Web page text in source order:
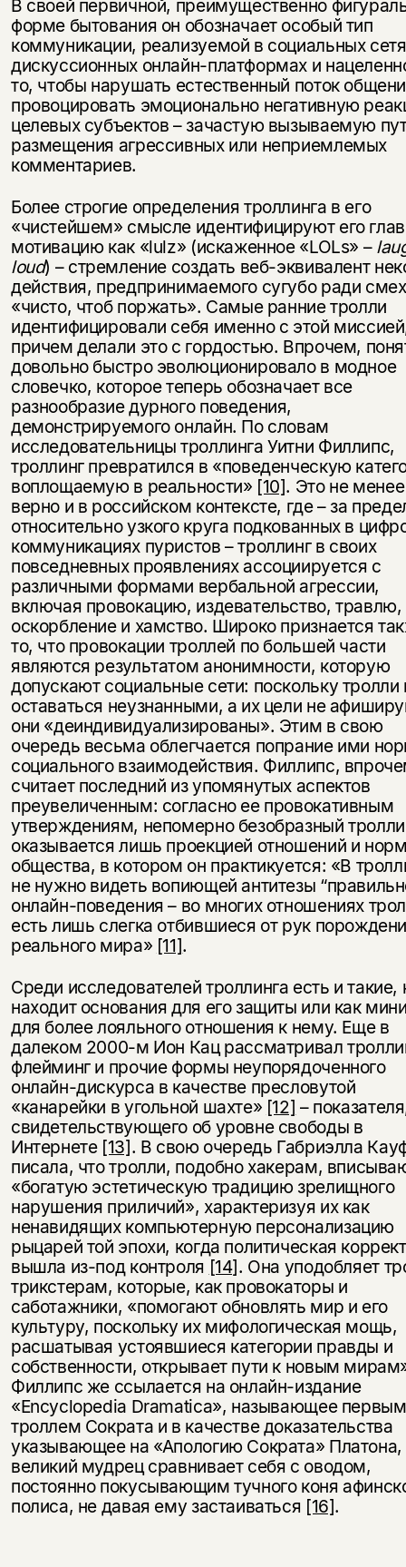
В своей первичной, преимущественно
форме бытования он обозначает особый тип
коммуникации, реализуемой в социальных
дискуссионных онлайн-платформах и
то, чтобы нарушать естественный поток
провоцировать эмоционально негативную
целевых субъектов – зачастую вызываемую
размещения агрессивных или неприемлемых
комментариев.
Более строгие определения троллинга в его
«чистейшем» смысле идентифицируют его
мотивацию как «lulz» (искаженное «LOLs» –
loud) – стремление создать веб-эквивалент
действия, предпринимаемого сугубо ради
«чисто, чтоб поржать». Самые ранние тролли
идентифицировали себя именно с этой
причем делали это с гордостью. Впрочем,
довольно быстро эволюционировало в модное
словечко, которое теперь обозначает все
разнообразие дурного поведения,
демонстрируемого онлайн. По словам
исследовательницы троллинга Уитни Филлипс,
троллинг превратился в «поведенческую
воплощаемую в реальности» [10]. Это не менее
верно и в российском контексте, где – за
относительно узкого круга подкованных в
коммуникациях пуристов – троллинг в своих
повседневных проявлениях ассоциируется с
различными формами вербальной агрессии,
включая провокацию, издевательство, травлю,
оскорбление и хамство. Широко признается
то, что провокации троллей по большей части
являются результатом анонимности, которую
допускают социальные сети: поскольку тролли
оставаться неузнанными, а их цели не
они «деиндивидуализированы». Этим в свою
очередь весьма облегчается попрание ими
социального взаимодействия. Филлипс,
считает последний из упомянутых аспектов
преувеличенным: согласно ее провокативным
утверждениям, непомерно безобразный
оказывается лишь проекцией отношений и
общества, в котором он практикуется: «В
не нужно видеть вопиющей антитезы
онлайн-поведения – во многих отношениях
есть лишь слегка отбившиеся от рук
реального мира» [11].
Среди исследователей троллинга есть и такие,
находит основания для его защиты или как
для более лояльного отношения к нему. Еще в
далеком 2000-м Ион Кац рассматривал
флейминг и прочие формы неупорядоченного
онлайн-дискурса в качестве пресловутой
«канарейки в угольной шахте» [12] –
свидетельствующего об уровне свободы в
Интернете [13]. В свою очередь Габриэлла
писала, что тролли, подобно хакерам,
«богатую эстетическую традицию зрелищного
нарушения приличий», характеризуя их как
ненавидящих компьютерную персонализацию
рыцарей той эпохи, когда политическая
вышла из-под контроля [14]. Она уподобляет
трикстерам, которые, как провокаторы и
саботажники, «помогают обновлять мир и его
культуру, поскольку их мифологическая мощь,
расшатывая устоявшиеся категории правды и
собственности, открывает пути к новым
Филлипс же ссылается на онлайн-издание
«Encyclopedia Dramatica», называющее первым
троллем Сократа и в качестве доказательства
указывающее на «Апологию Сократа» Платона,
великий мудрец сравнивает себя с оводом,
постоянно покусывающим тучного коня
полиса, не давая ему застаиваться [16].